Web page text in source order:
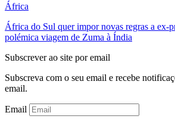
África
África do Sul quer impor novas regras a ex-
polémica viagem de Zuma à Índia
Subscrever ao site por email
Subscreva com o seu email e recebe
email.
Email